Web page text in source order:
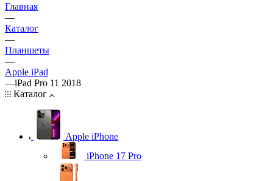
Главная
—
Каталог
—
Планшеты
—
Apple iPad
—iPad Pro 11 2018
Каталог
Apple iPhone
iPhone 17 Pro